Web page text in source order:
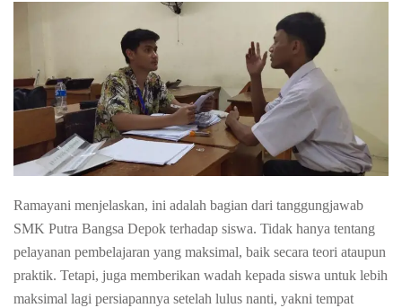
Ramayani menjelaskan, ini adalah bagian dari tanggungjawab
SMK Putra Bangsa Depok terhadap siswa. Tidak hanya tentang
pelayanan pembelajaran yang maksimal, baik secara teori ataupun
praktik. Tetapi, juga memberikan wadah kepada siswa untuk lebih
maksimal lagi persiapannya setelah lulus nanti, yakni tempat